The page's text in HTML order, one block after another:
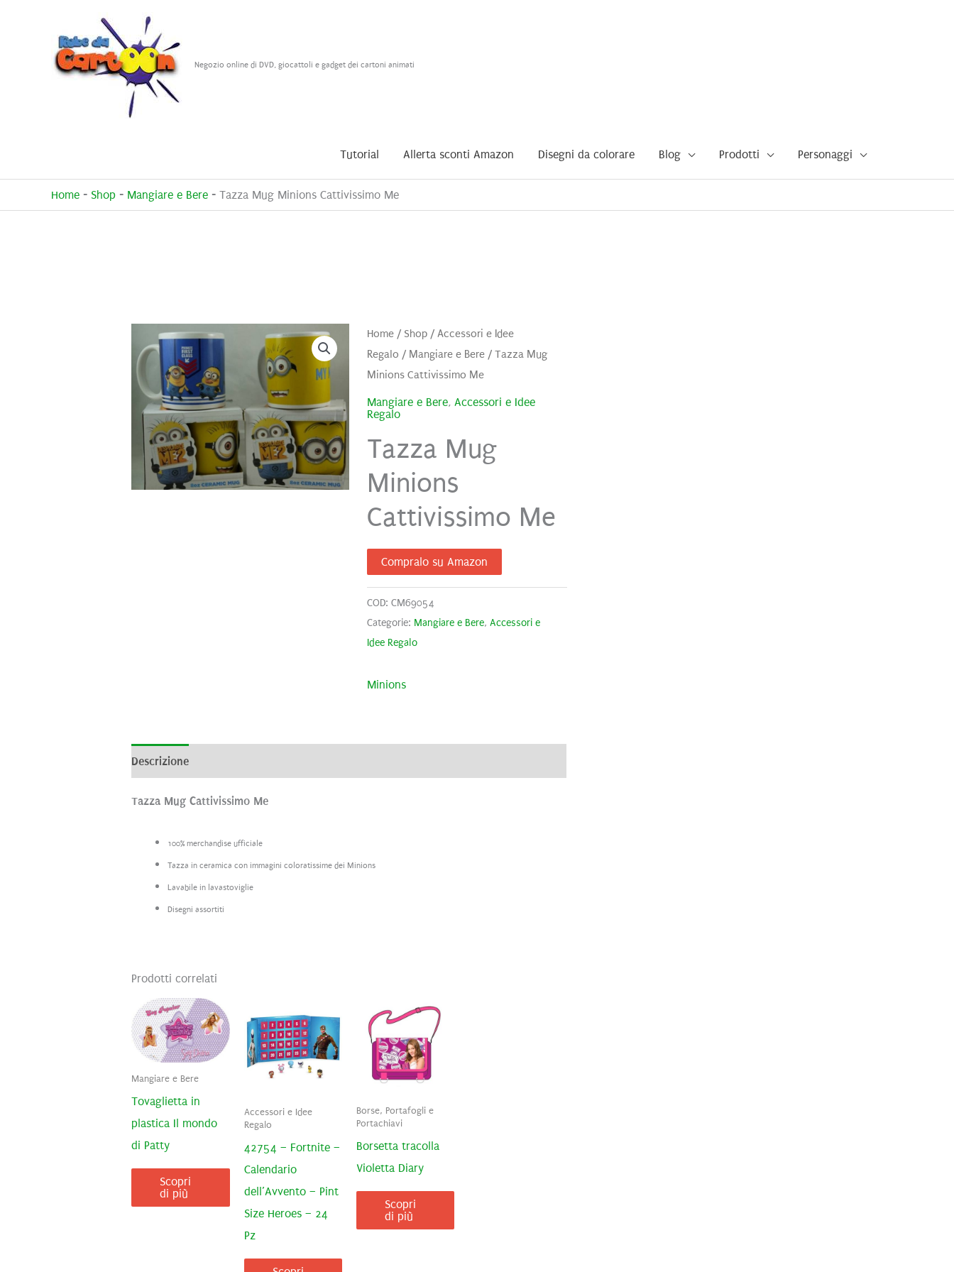
Negozio online di DVD, giocattoli e gadget dei cartoni animati
Tutorial Allerta sconti Amazon Disegni da colorare Blog Prodotti Personaggi
Home - Shop - Mangiare e Bere - Tazza Mug Minions Cattivissimo Me
Home/ Shop/ Accessori e Idee
Regalo / Mangiare e Bere/ Tazza Mug
Minions Cattivissimo Me
Mangiare e Bere, Accessori e Idee
Regalo
Tazza Mug
Minions
Cattivissimo Me
Compralo su Amazon
COD: CM69054
Categorie: Mangiare e Bere, Accessori e
Idee Regalo
Minions
Descrizione
Tazza Mug Cattivissimo Me
100% merchandise ufficiale
Tazza in ceramica con immagini coloratissime dei Minions
Lavabile in lavastoviglie
Disegni assortiti
Prodotti correlati
Mangiare e Bere
Tovaglietta in
plastica Il mondo
di Patty
Scopri
di più
Accessori e Idee
Regalo
42754 – Fortnite –
Calendario
dell’Avvento – Pint
Size Heroes – 24
Pz
Borse, Portafogli e
Portachiavi
Borsetta tracolla
Violetta Diary
Scopri
di più